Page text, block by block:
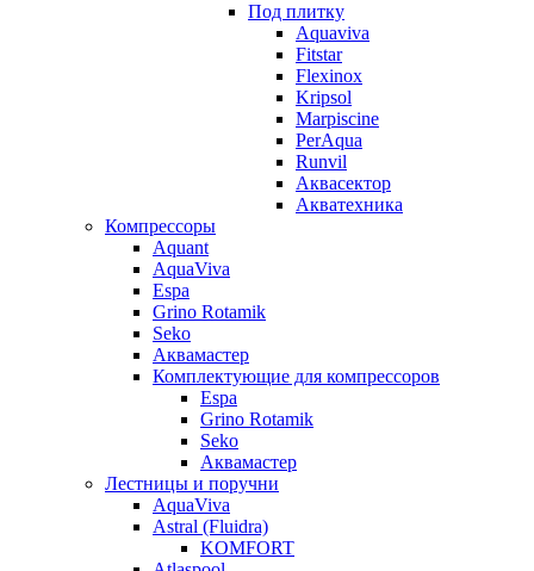
Под плитку
Aquaviva
Fitstar
Flexinox
Kripsol
Marpiscine
PerAqua
Runvil
Аквасектор
Акватехника
Компрессоры
Aquant
AquaViva
Espa
Grino Rotamik
Seko
Аквамастер
Комплектующие для компрессоров
Espa
Grino Rotamik
Seko
Аквамастер
Лестницы и поручни
AquaViva
Astral (Fluidra)
KOMFORT